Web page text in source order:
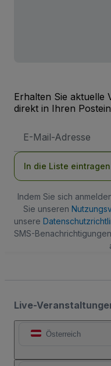
Erhalten Sie aktuelle
direkt in Ihren
Mail-
In die Liste eintragen
Indem Sie sich
Sie unseren
unsere
SMS-
Live-
Österreich